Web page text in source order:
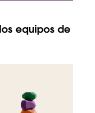
equipos de